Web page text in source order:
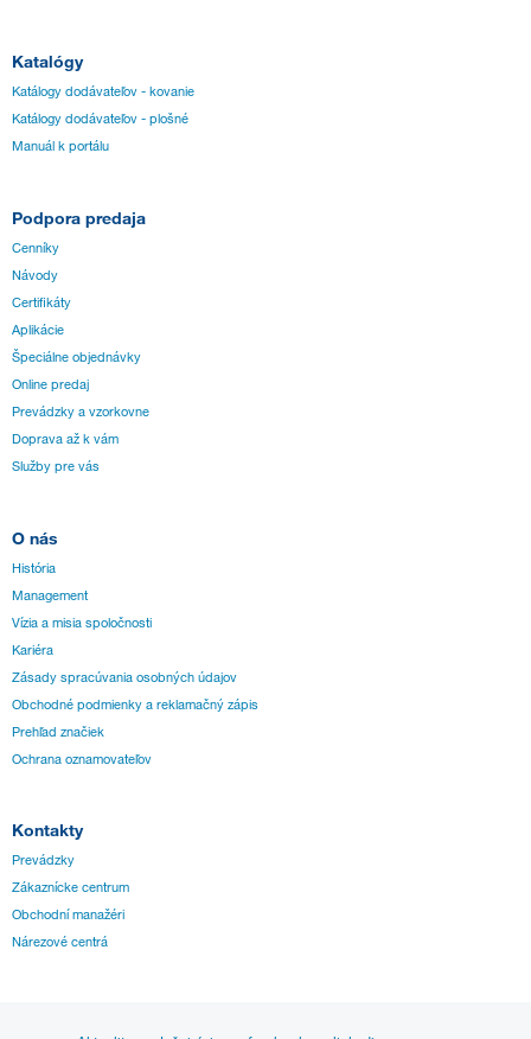
Katalógy
Katálogy dodávateľov - kovanie
Katálogy dodávateľov - plošné
Manuál k portálu
Podpora predaja
Cenníky
Návody
Certifikáty
Aplikácie
Špeciálne objednávky
Online predaj
Prevádzky a vzorkovne
Doprava až k vám
Služby pre vás
O nás
História
Management
Vízia a misia spoločnosti
Kariéra
Zásady spracúvania osobných údajov
Obchodné podmienky a reklamačný zápis
Prehľad značiek
Ochrana oznamovateľov
Kontakty
Prevádzky
Zákaznícke centrum
Obchodní manažéri
Nárezové centrá